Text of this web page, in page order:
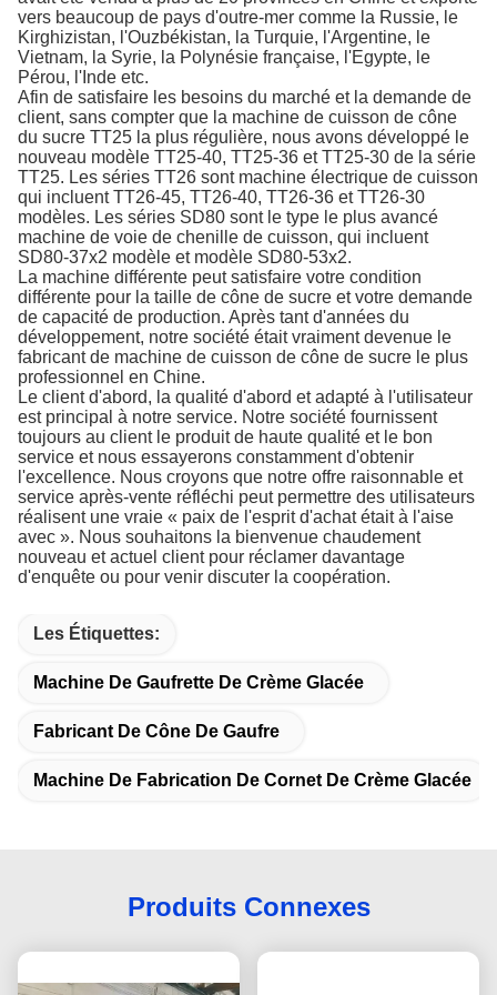
vers beaucoup de pays d'outre-mer comme la Russie, le
Kirghizistan, l'Ouzbékistan, la Turquie, l'Argentine, le
Vietnam, la Syrie, la Polynésie française, l'Egypte, le
Pérou, l'Inde etc.
Afin de satisfaire les besoins du marché et la demande de
client, sans compter que la machine de cuisson de cône
du sucre TT25 la plus régulière, nous avons développé le
nouveau modèle TT25-40, TT25-36 et TT25-30 de la série
TT25. Les séries TT26 sont machine électrique de cuisson
qui incluent TT26-45, TT26-40, TT26-36 et TT26-30
modèles. Les séries SD80 sont le type le plus avancé
machine de voie de chenille de cuisson, qui incluent
SD80-37x2 modèle et modèle SD80-53x2.
La machine différente peut satisfaire votre condition
différente pour la taille de cône de sucre et votre demande
de capacité de production. Après tant d'années du
développement, notre société était vraiment devenue le
fabricant de machine de cuisson de cône de sucre le plus
professionnel en Chine.
Le client d'abord, la qualité d'abord et adapté à l'utilisateur
est principal à notre service. Notre société fournissent
toujours au client le produit de haute qualité et le bon
service et nous essayerons constamment d'obtenir
l'excellence. Nous croyons que notre offre raisonnable et
service après-vente réfléchi peut permettre des utilisateurs
réalisent une vraie « paix de l'esprit d'achat était à l'aise
avec ». Nous souhaitons la bienvenue chaudement
nouveau et actuel client pour réclamer davantage
d'enquête ou pour venir discuter la coopération.
Les Étiquettes:
Machine De Gaufrette De Crème Glacée
Fabricant De Cône De Gaufre
Machine De Fabrication De Cornet De Crème Glacée
Produits Connexes